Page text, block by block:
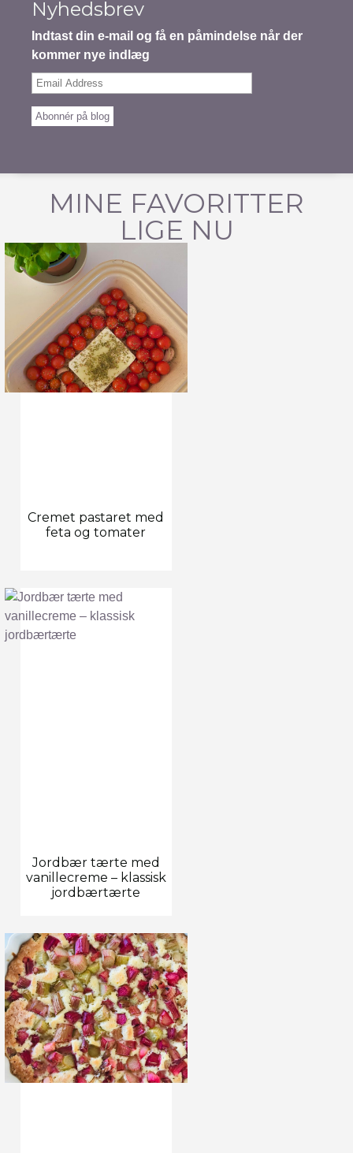
Nyhedsbrev
Indtast din e-mail og få en påmindelse når der
kommer nye indlæg
Email
Abonnér på blog
MINE FAVORITTER
LIGE NU
Cremet pastaret med
feta og tomater
Jordbær tærte med
vanillecreme – klassisk
jordbærtærte